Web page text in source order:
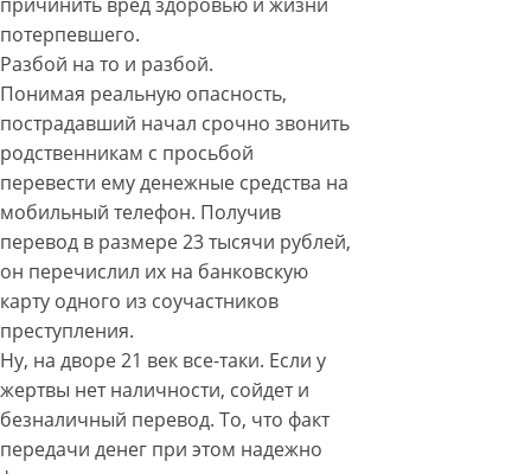
потерпевшего.
Разбой на то и разбой.
Понимая реальную опасность,
пострадавший начал срочно звонить
родственникам с просьбой
перевести ему денежные средства на
мобильный телефон. Получив
перевод в размере 23 тысячи рублей,
он перечислил их на банковскую
карту одного из соучастников
преступления.
Ну, на дворе 21 век все-таки. Если у
жертвы нет наличности, сойдет и
безналичный перевод. То, что факт
передачи денег при этом надежно